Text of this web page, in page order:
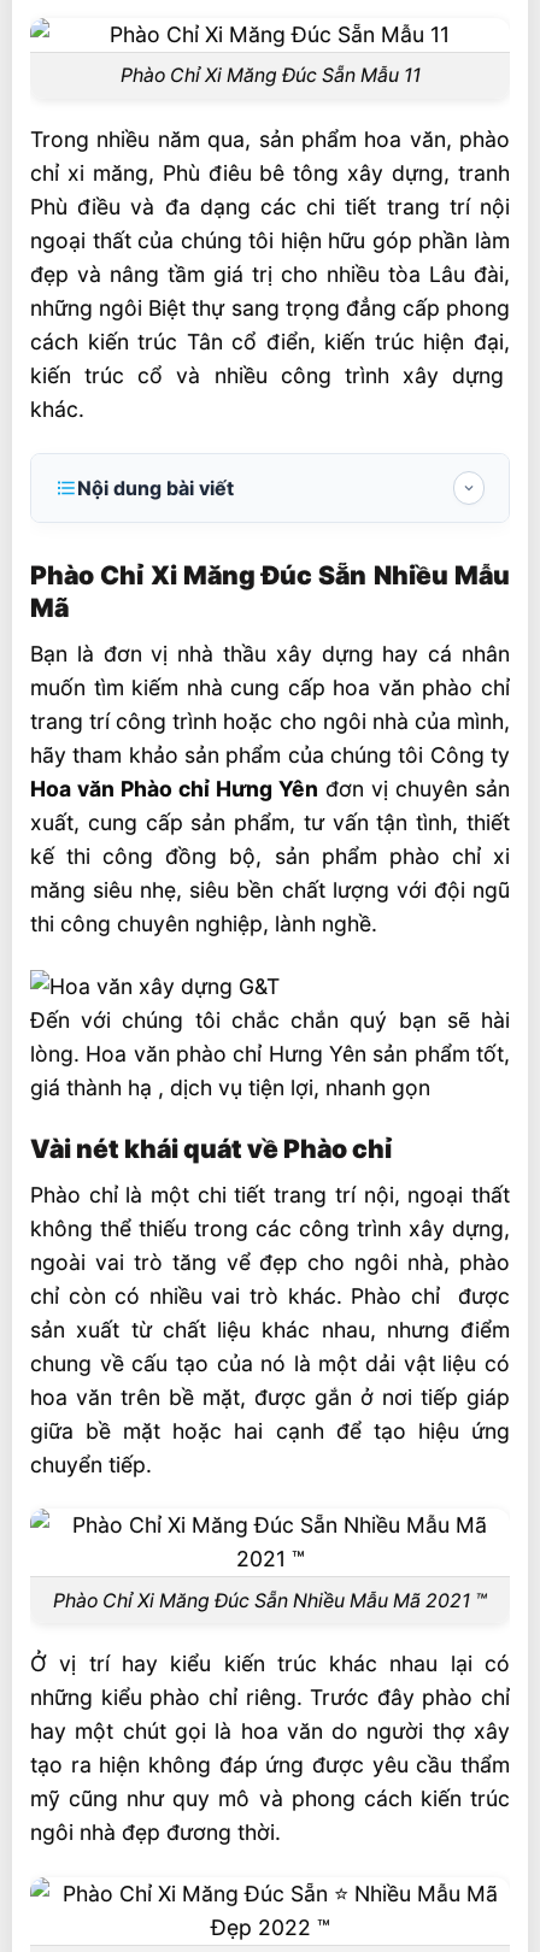
Phào Chỉ Xi Măng Đúc Sẵn Mẫu 11
Trong nhiều năm qua, sản phẩm hoa văn, phào
chỉ xi măng, Phù điêu bê tông xây dựng, tranh
Phù điều và đa dạng các chi tiết trang trí nội
ngoại thất của chúng tôi hiện hữu góp phần làm
đẹp và nâng tầm giá trị cho nhiều tòa Lâu đài,
những ngôi Biệt thự sang trọng đẳng cấp phong
cách kiến trúc Tân cổ điển, kiến trúc hiện đại,
kiến trúc cổ và nhiều công trình xây dựng
khác.
Nội dung bài viết
Vài nét khái quát về Phào chỉ
Phào chỉ xi măng đắp trực tiếp
Phào chỉ xi măng siêu nhẹ đúc sẵn
Có mấy loại phào chỉ xi măng ?
1. Phào xi măng trần nhà
2. Phào xi măng cổ trần
3. Phào chỉ góc
4. Phào chỉ lưng tường
5. Phào chân tường
Ưu điểm phào chỉ xi măng siêu bền, siêu
nhẹ
Sản phẩm của Công ty Hoa văn Phào chỉ
Phào Chỉ Xi Măng Đúc Sẵn Nhiều Mẫu
Mã
Bạn là đơn vị nhà thầu xây dựng hay cá nhân
muốn tìm kiếm nhà cung cấp hoa văn phào chỉ
trang trí công trình hoặc cho ngôi nhà của mình,
hãy tham khảo sản phẩm của chúng tôi Công ty
Hoa văn Phào chỉ Hưng Yên đơn vị chuyên sản
xuất, cung cấp sản phẩm, tư vấn tận tình, thiết
kế thi công đồng bộ, sản phẩm phào chỉ xi
măng siêu nhẹ, siêu bền chất lượng với đội ngũ
thi công chuyên nghiệp, lành nghề.
Đến với chúng tôi chắc chắn quý bạn sẽ hài
lòng. Hoa văn phào chỉ Hưng Yên sản phẩm tốt,
giá thành hạ , dịch vụ tiện lợi, nhanh gọn
Vài nét khái quát về Phào chỉ
Phào chỉ là một chi tiết trang trí nội, ngoại thất
không thể thiếu trong các công trình xây dựng,
ngoài vai trò tăng vể đẹp cho ngôi nhà, phào
chỉ còn có nhiều vai trò khác. Phào chỉ được
sản xuất từ chất liệu khác nhau, nhưng điểm
chung về cấu tạo của nó là một dải vật liệu có
hoa văn trên bề mặt, được gắn ở nơi tiếp giáp
giữa bề mặt hoặc hai cạnh để tạo hiệu ứng
chuyển tiếp.
Phào Chỉ Xi Măng Đúc Sẵn Nhiều Mẫu Mã 2021 ™
Ở vị trí hay kiểu kiến trúc khác nhau lại có
những kiểu phào chỉ riêng. Trước đây phào chỉ
hay một chút gọi là hoa văn do người thợ xây
tạo ra hiện không đáp ứng được yêu cầu thẩm
mỹ cũng như quy mô và phong cách kiến trúc
ngôi nhà đẹp đương thời.